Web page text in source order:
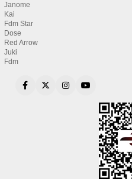
Janome
Kai
Fdm Star
Dose
Red Arrow
Juki
Fdm